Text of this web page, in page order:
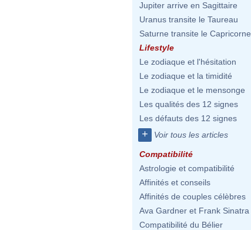
Jupiter arrive en Sagittaire
Uranus transite le Taureau
Saturne transite le Capricorne
Lifestyle
Le zodiaque et l'hésitation
Le zodiaque et la timidité
Le zodiaque et le mensonge
Les qualités des 12 signes
Les défauts des 12 signes
+ Voir tous les articles
Compatibilité
Astrologie et compatibilité
Affinités et conseils
Affinités de couples célèbres
Ava Gardner et Frank Sinatra
Compatibilité du Bélier